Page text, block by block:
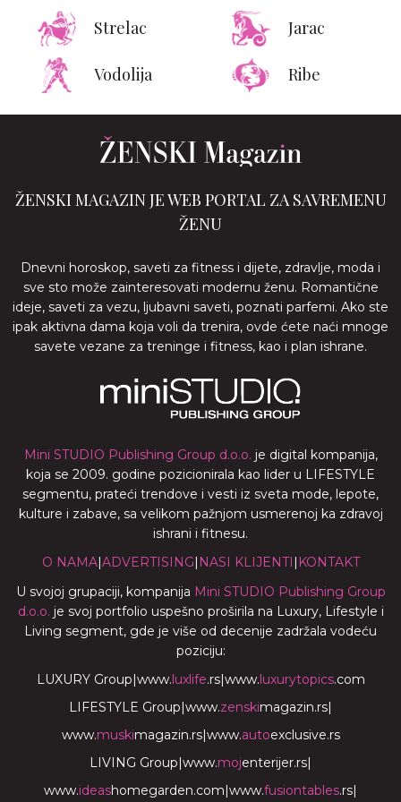
Strelac Jarac
Vodolija Ribe
ŽENSKI MAGAZIN JE WEB PORTAL ZA SAVREMENU
ŽENU
Dnevni horoskop, saveti za fitness i dijete, zdravlje, moda i
sve sto može zainteresovati modernu ženu. Romantične
ideje, saveti za vezu, ljubavni saveti, poznati parfemi. Ako ste
ipak aktivna dama koja voli da trenira, ovde ćete naći mnoge
savete vezane za treninge i fitness, kao i plan ishrane.
Mini STUDIO Publishing Group d.o.o. je digital kompanija,
koja se 2009. godine pozicionirala kao lider u LIFESTYLE
segmentu, prateći trendove i vesti iz sveta mode, lepote,
kulture i zabave, sa velikom pažnjom usmerenoj ka zdravoj
ishrani i fitnesu.
O NAMA|ADVERTISING| NASI KLIJENTI | KONTAKT
U svojoj grupaciji, kompanija Mini STUDIO Publishing Group
d.o.o. je svoj portfolio uspešno proširila na Luxury, Lifestyle i
Living segment, gde je više od decenije zadržala vodeću
poziciju:
LUXURY Group|www.luxlife.rs|www.luxurytopics.com
LIFESTYLE Group|www.zenskimagazin.rs|
www.muskimagazin.rs|www.autoexclusive.rs
LIVING Group|www.mojenterijer.rs|
www.ideashomegarden.com|www.fusiontables.rs|